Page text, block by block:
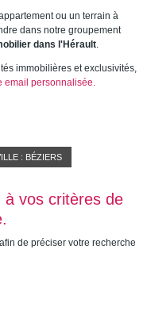
ou un terrain à
dans notre groupement
dans l'Hérault.
immobilières et exclusivités,
email personnalisée.
: BÉZIERS
à vos critères de
de préciser votre recherche